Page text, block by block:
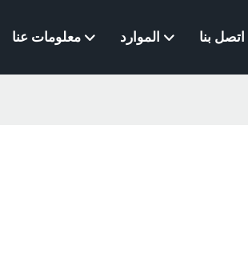
معلومات عنا الموارد اتصل بنا